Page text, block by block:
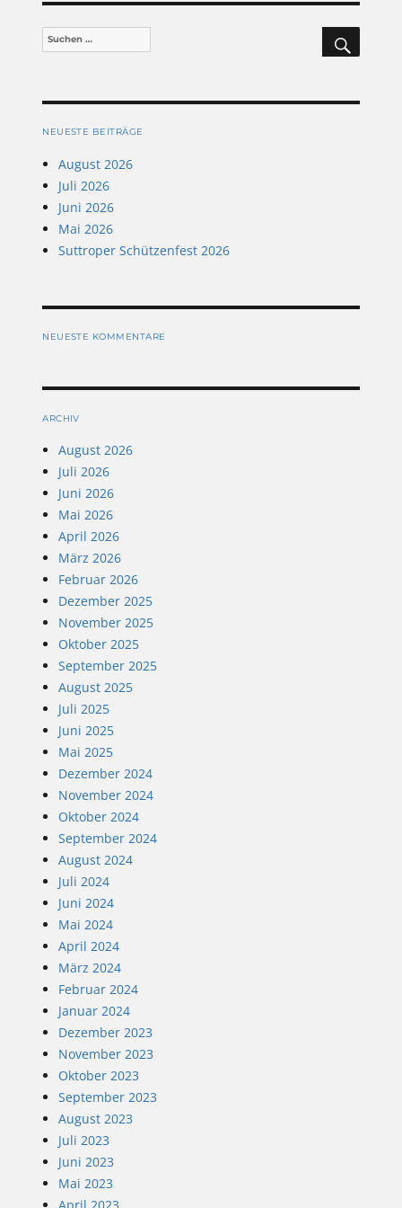
Suchen
nach:
SUCHEN
NEUESTE BEITRÄGE
August 2026
Juli 2026
Juni 2026
Mai 2026
Suttroper Schützenfest 2026
NEUESTE KOMMENTARE
ARCHIV
August 2026
Juli 2026
Juni 2026
Mai 2026
April 2026
März 2026
Februar 2026
Dezember 2025
November 2025
Oktober 2025
September 2025
August 2025
Juli 2025
Juni 2025
Mai 2025
Dezember 2024
November 2024
Oktober 2024
September 2024
August 2024
Juli 2024
Juni 2024
Mai 2024
April 2024
März 2024
Februar 2024
Januar 2024
Dezember 2023
November 2023
Oktober 2023
September 2023
August 2023
Juli 2023
Juni 2023
Mai 2023